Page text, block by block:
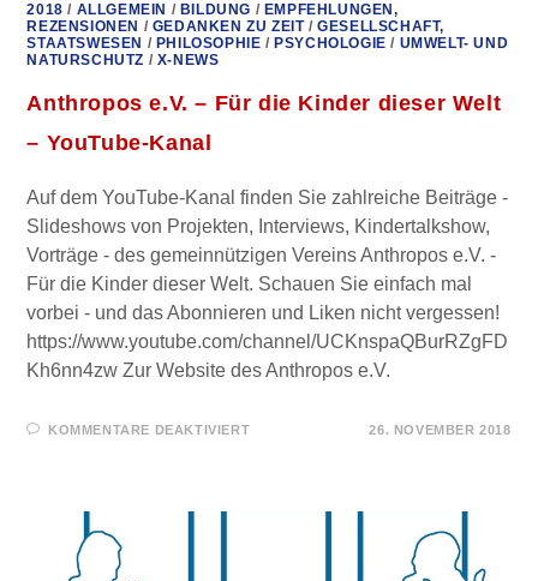
2018 / ALLGEMEIN / BILDUNG / EMPFEHLUNGEN,
REZENSIONEN / GEDANKEN ZU ZEIT/GESELLSCHAFT,
STAATSWESEN / PHILOSOPHIE / PSYCHOLOGIE / UMWELT- UND
NATURSCHUTZ / X-NEWS
Anthropos e.V. – Für die Kinder dieser Welt
– YouTube-Kanal
Auf dem YouTube-Kanal finden Sie zahlreiche Beiträge -
Slideshows von Projekten, Interviews, Kindertalkshow,
Vorträge - des gemeinnützigen Vereins Anthropos e.V. -
Für die Kinder dieser Welt. Schauen Sie einfach mal
vorbei - und das Abonnieren und Liken nicht vergessen!
https://www.youtube.com/channel/UCKnspaQBurRZgFD
Kh6nn4zw Zur Website des Anthropos e.V.
KOMMENTARE DEAKTIVIERTFÜR
26. NOVEMBER 2018